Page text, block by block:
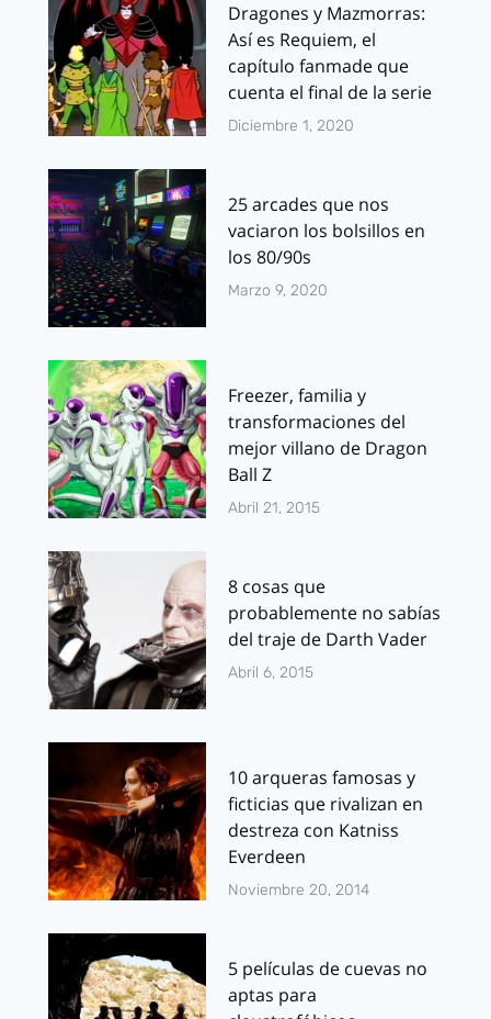
Dragones y Mazmorras:
Así es Requiem, el
capítulo fanmade que
cuenta el final de la serie
Diciembre 1, 2020
25 arcades que nos
vaciaron los bolsillos en
los 80/90s
Marzo 9, 2020
Freezer, familia y
transformaciones del
mejor villano de Dragon
Ball Z
Abril 21, 2015
8 cosas que
probablemente no sabías
del traje de Darth Vader
Abril 6, 2015
10 arqueras famosas y
ficticias que rivalizan en
destreza con Katniss
Everdeen
Noviembre 20, 2014
5 películas de cuevas no
aptas para